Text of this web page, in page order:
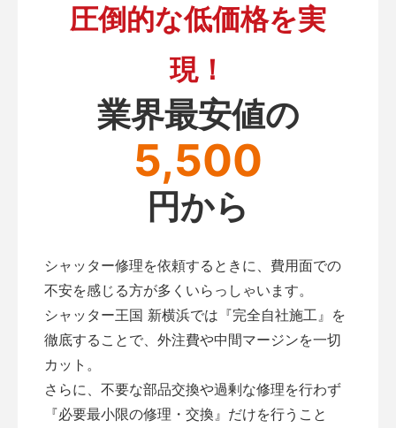
圧倒的な低価格を実
現！
業界最安値の
5,500
円から
シャッター修理を依頼するときに、費用面での
不安を感じる方が多くいらっしゃいます。
シャッター王国 新横浜では『完全自社施工』を
徹底することで、外注費や中間マージンを一切
カット。
さらに、不要な部品交換や過剰な修理を行わず
『必要最小限の修理・交換』だけを行うこと